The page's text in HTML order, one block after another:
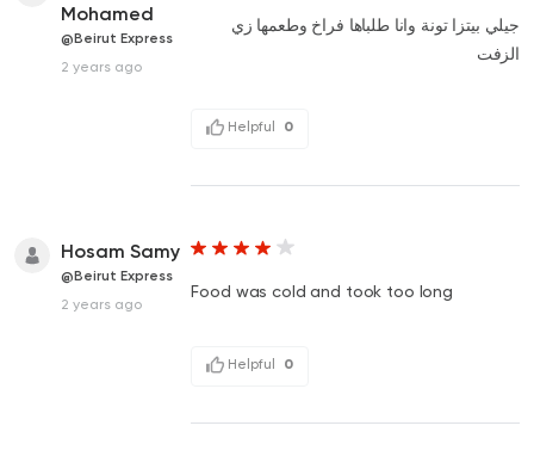
Mohamed
@Beirut Express
2 years ago
جيلي بيتزا تونة وانا طلباها فراخ وطعمها زي
الزفت
Helpful 0
Hosam Samy
@Beirut Express
2 years ago
Food was cold and took too long
Helpful 0